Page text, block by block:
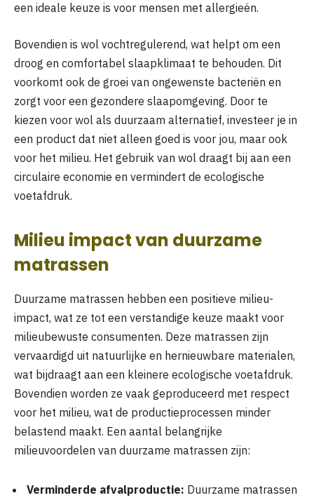
een ideale keuze is voor mensen met allergieën.
Bovendien is wol vochtregulerend, wat helpt om een
droog en comfortabel slaapklimaat te behouden. Dit
voorkomt ook de groei van ongewenste bacteriën en
zorgt voor een gezondere slaapomgeving. Door te
kiezen voor wol als duurzaam alternatief, investeer je in
een product dat niet alleen goed is voor jou, maar ook
voor het milieu. Het gebruik van wol draagt bij aan een
circulaire economie en vermindert de ecologische
voetafdruk.
Milieu impact van duurzame
matrassen
Duurzame matrassen hebben een positieve milieu-
impact, wat ze tot een verstandige keuze maakt voor
milieubewuste consumenten. Deze matrassen zijn
vervaardigd uit natuurlijke en hernieuwbare materialen,
wat bijdraagt aan een kleinere ecologische voetafdruk.
Bovendien worden ze vaak geproduceerd met respect
voor het milieu, wat de productieprocessen minder
belastend maakt. Een aantal belangrijke
milieuvoordelen van duurzame matrassen zijn:
Verminderde afvalproductie: Duurzame matrassen